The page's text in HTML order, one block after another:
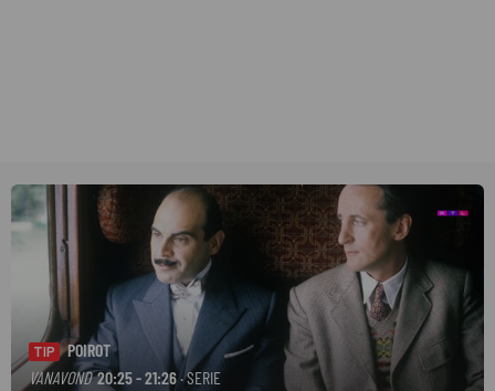
TIP
POIROT
VANAVOND 20:25 - 21:26 · SERIE